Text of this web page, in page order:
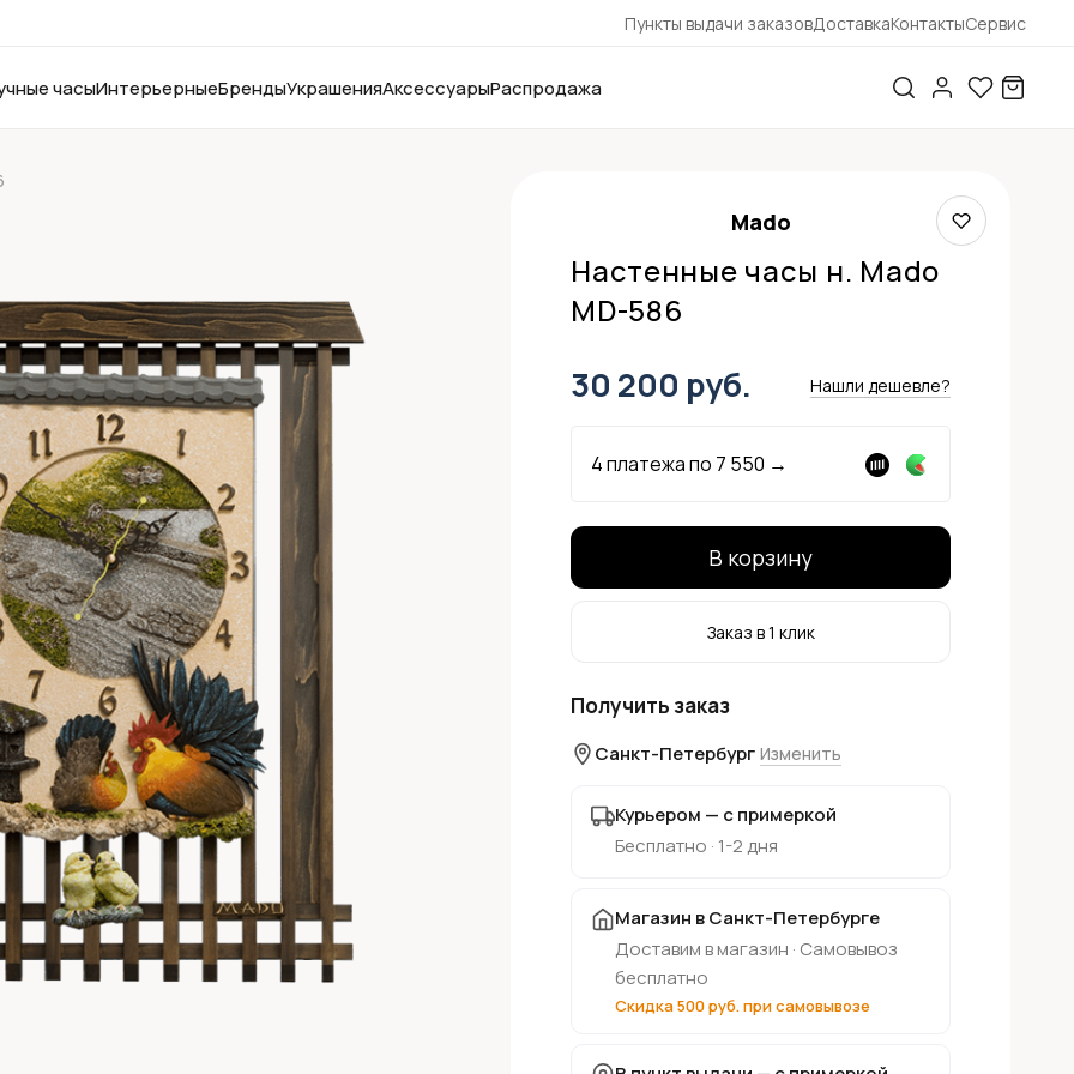
Пункты выдачи заказовДоставкаКонтактыСервис
часыИнтерьерныеБрендыУкрашенияАксессуарыРаспродажа
Mado
Настенные часы н. Mado
MD-586
30 200 руб. Нашли дешевле?
4 платежа по 7 550 →
В корзину
Заказ в 1 клик
Получить заказ
Санкт-Петербург Изменить
Курьером — с примеркой
Бесплатно · 1-2 дня
Магазин в Санкт-Петербурге
Доставим в магазин · Самовывоз
бесплатно
Скидка 500 руб. при самовывозе